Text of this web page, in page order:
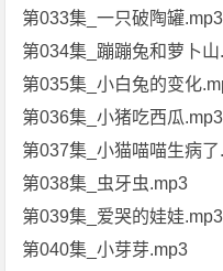
第033集_一只破陶罐.mp3
第034集_蹦蹦兔和萝卜山
第035集_小白兔的变化
第036集_小猪吃西瓜.mp3
第037集_小猫喵喵生病了
第038集_虫牙虫.mp3
第039集_爱哭的娃娃.mp3
第040集_小芽芽.mp3